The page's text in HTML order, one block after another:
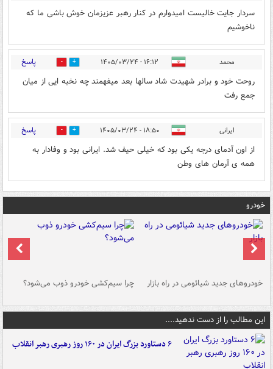
سردار جایت خالیست امیدوارم در کنار رهبر عزیزمان خوش باشی ما که
ناخوشیم
محمد ۱۶:۱۲ - ۱۴۰۵/۰۳/۲۴ 1 پاسخ
روحت خود و برادر شهیدت شاد سالها بعد میفهمند چه نخبه ایی از میان
جمع رفت
ایرانی ۱۸:۵۰ - ۱۴۰۵/۰۳/۲۴ 1 پاسخ
از اون آدمای درجه یکی بود که خیلی حیف شد. ایرانی بود و وفادار به
همه ی آرمان های وطن
خودرو
خودروهای جدید شیائومی در راه بازار چرا سیم‌کشی خودرو ذوب می‌شود؟
این مطالب را از دست ندهید....
۶ دستاورد بزرگ ایران در ۱۶۰ روز رهبری رهبر انقلاب